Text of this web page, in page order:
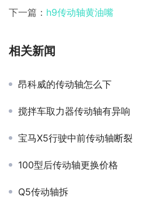
下一篇： h9传动轴黄油嘴
相关新闻
昂科威的传动轴怎么下
搅拌车取力器传动轴有异响
宝马X5行驶中前传动轴断裂
100型后传动轴更换价格
Q5传动轴拆